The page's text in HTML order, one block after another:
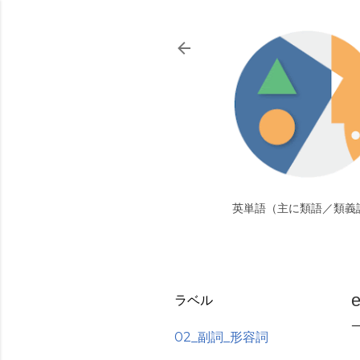
英単語（主に類語／類
ラベル
02_副詞_形容詞